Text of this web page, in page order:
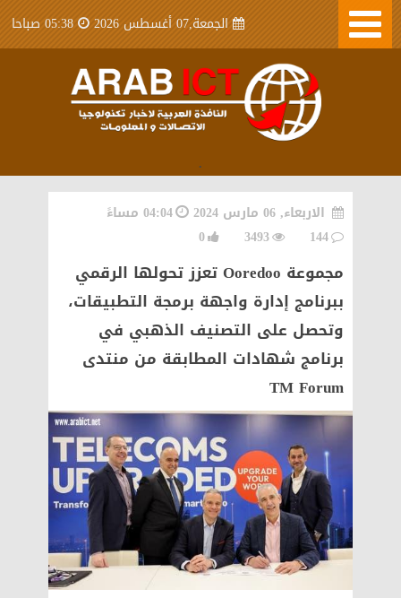
الجمعة,07 أغسطس 2026 05:38 صباحا
.
الاربعاء, 06 مارس 2024
04:04 مساءً
144
3493
0
مجموعة Ooredoo تعزز تحولها الرقمي
ببرنامج إدارة واجهة برمجة التطبيقات،
وتحصل على التصنيف الذهبي في
برنامج شهادات المطابقة من منتدى
TM Forum